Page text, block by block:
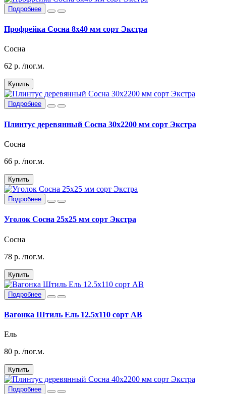
Подробнее
Профрейка Сосна 8х40 мм сорт Экстра
Сосна
62 р. /пог.м.
Купить
Подробнее
Плинтус деревянный Сосна 30х2200 мм сорт Экстра
Сосна
66 р. /пог.м.
Купить
Подробнее
Уголок Сосна 25х25 мм сорт Экстра
Сосна
78 р. /пог.м.
Купить
Подробнее
Вагонка Штиль Ель 12.5х110 сорт АВ
Ель
80 р. /пог.м.
Купить
Подробнее